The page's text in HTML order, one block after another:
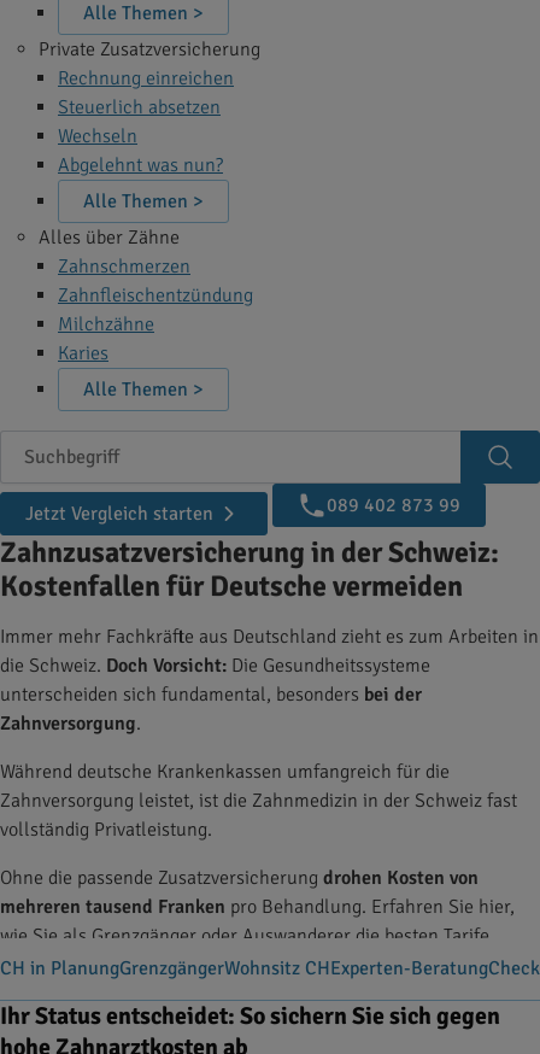
Alle Themen >
Private Zusatzversicherung
Rechnung einreichen
Steuerlich absetzen
Wechseln
Abgelehnt was nun?
Alle Themen >
Alles über Zähne
Zahnschmerzen
Zahnfleischentzündung
Milchzähne
Karies
Alle Themen >
Suchbegriff
Jetzt Vergleich starten
089 402 873 99
Zahnzusatzversicherung in der Schweiz:
Kostenfallen für Deutsche vermeiden
Immer mehr Fachkräfte aus Deutschland zieht es zum Arbeiten in
die Schweiz. Doch Vorsicht: Die Gesundheitssysteme
unterscheiden sich fundamental, besonders bei der
Zahnversorgung.
Während deutsche Krankenkassen umfangreich für die
Zahnversorgung leistet, ist die Zahnmedizin in der Schweiz fast
vollständig Privatleistung.
Ohne die passende Zusatzversicherung drohen Kosten von
mehreren tausend Franken pro Behandlung. Erfahren Sie hier,
wie Sie als Grenzgänger oder Auswanderer die besten Tarife
vergleichen und sichvor Schweizer Preisen schützen.
CH in PlanungGrenzgängerWohnsitz CHExperten-Beratung
Ihr Status entscheidet: So sichern Sie sich gegen
hohe Zahnarztkosten ab